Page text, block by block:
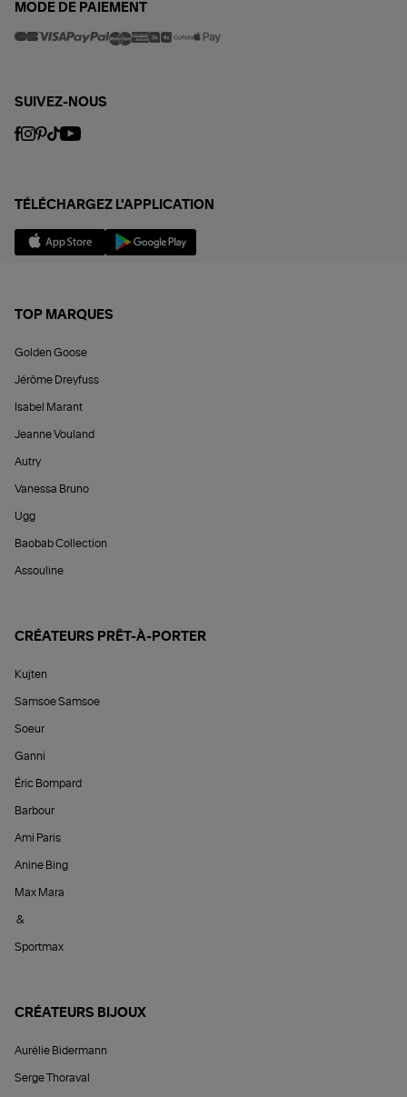
MODE DE PAIEMENT
SUIVEZ-NOUS
TÉLÉCHARGEZ L'APPLICATION
TOP MARQUES
Golden Goose
Jérôme Dreyfuss
Isabel Marant
Jeanne Vouland
Autry
Vanessa Bruno
Ugg
Baobab Collection
Assouline
CRÉATEURS PRÊT-À-PORTER
Kujten
Samsoe Samsoe
Soeur
Ganni
Éric Bompard
Barbour
Ami Paris
Anine Bing
Max Mara
&
Sportmax
CRÉATEURS BIJOUX
Aurélie Bidermann
Serge Thoraval